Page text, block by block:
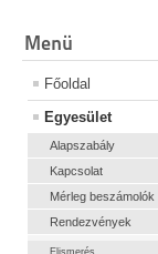
Menü
Főoldal
Egyesület
Alapszabály
Kapcsolat
Mérleg beszámolók
Rendezvények